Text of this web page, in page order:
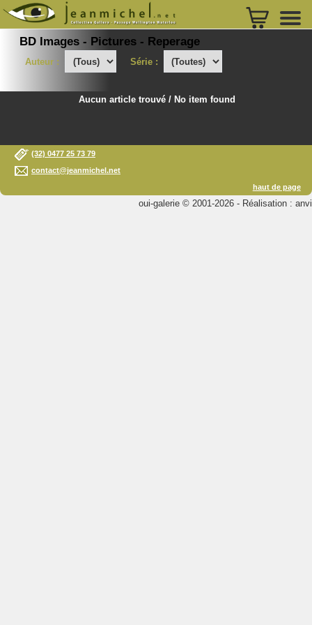
BD Images - Pictures - Reperage
Auteur : Série :
Aucun article trouvé / No item found
(32) 0477 25 73 79
contact@jeanmichel.net
haut de page
oui-galerie © 2001-2026 - Réalisation : anvi